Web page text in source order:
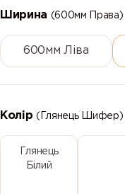
Ширина (600мм Права)
600мм Ліва
Колір(Глянець Шифер)
Глянець
Білий